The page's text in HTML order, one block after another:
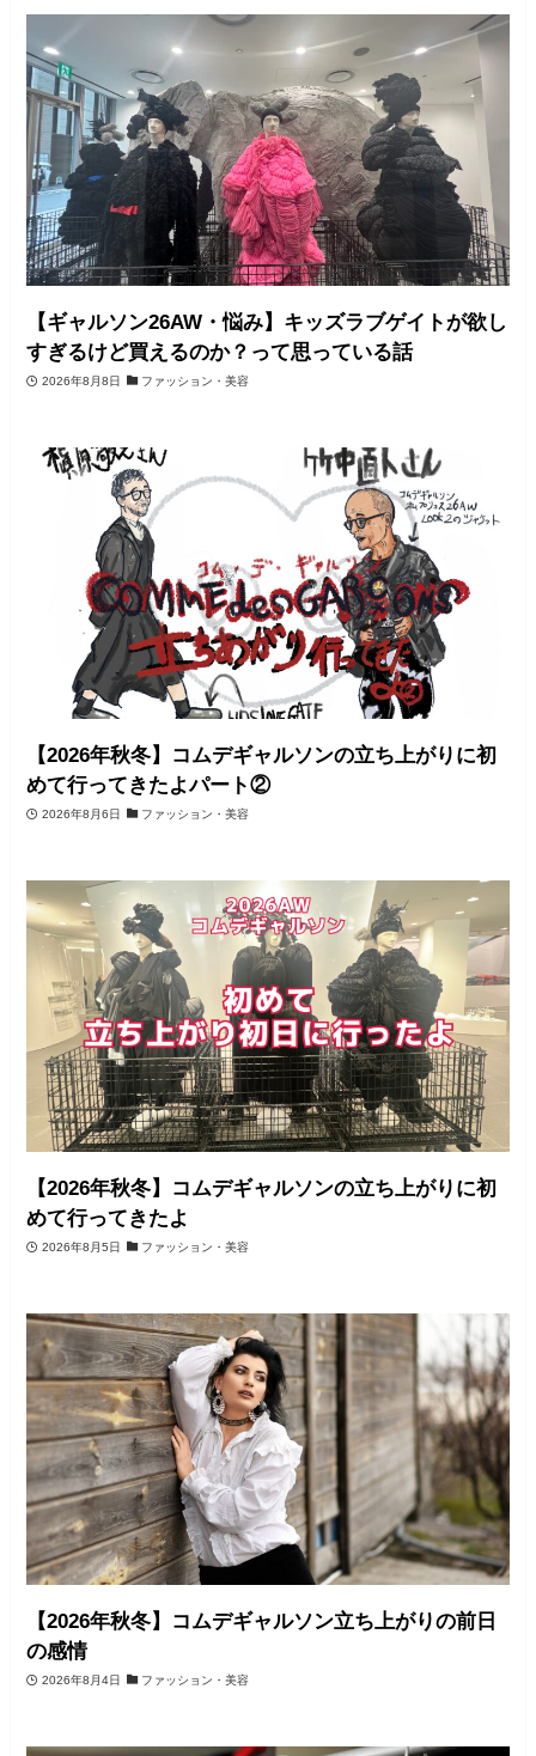
【ギャルソン26AW・悩み】キッズラブゲイトが欲し
すぎるけど買えるのか？って思っている話
2026年8月8日 ファッション・美容
【2026年秋冬】コムデギャルソンの立ち上がりに初
めて行ってきたよパート②
2026年8月6日 ファッション・美容
【2026年秋冬】コムデギャルソンの立ち上がりに初
めて行ってきたよ
2026年8月5日 ファッション・美容
【2026年秋冬】コムデギャルソン立ち上がりの前日
の感情
2026年8月4日 ファッション・美容